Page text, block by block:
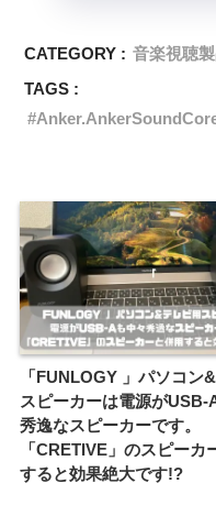
CATEGORY : 音楽視聴
TAGS :
「FUNLOGY 」パソコン
スピーカーは電源がUSB-
秀逸なスピーカーです。
「CRETIVE」のスピーカ
すると効果絶大です!?